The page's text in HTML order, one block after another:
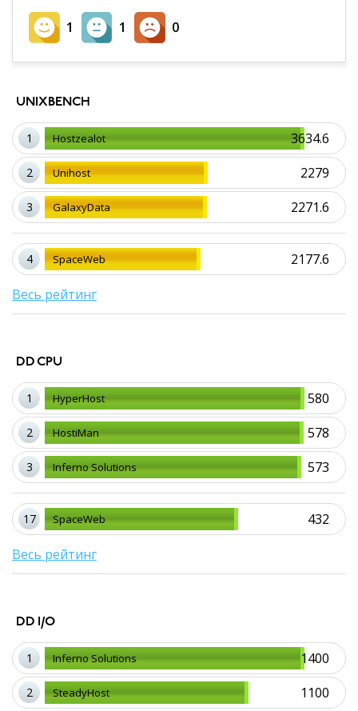
1 1 0
UNIXBENCH
1 3634.6
Hostzealot
2 2279
Unihost
3 2271.6
GalaxyData
4 2177.6
SpaceWeb
Весь рейтинг
DD CPU
1 580
HyperHost
2 578
HostiMan
3 573
Inferno Solutions
17 432
SpaceWeb
Весь рейтинг
DD I/O
1 1400
Inferno Solutions
2 1100
SteadyHost